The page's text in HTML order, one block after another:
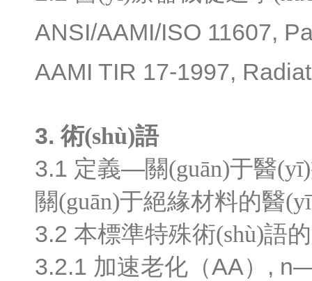
ANSI/AAMI/ISO 11607,
AAMI TIR 17-1997,
3. 術(shù)語
3.1 定義—關(guān)于醫
關(guān)于絕緣材料的醫
3.2 本標準特殊術(shù)語
3.2.1 加速老化（AA） , n